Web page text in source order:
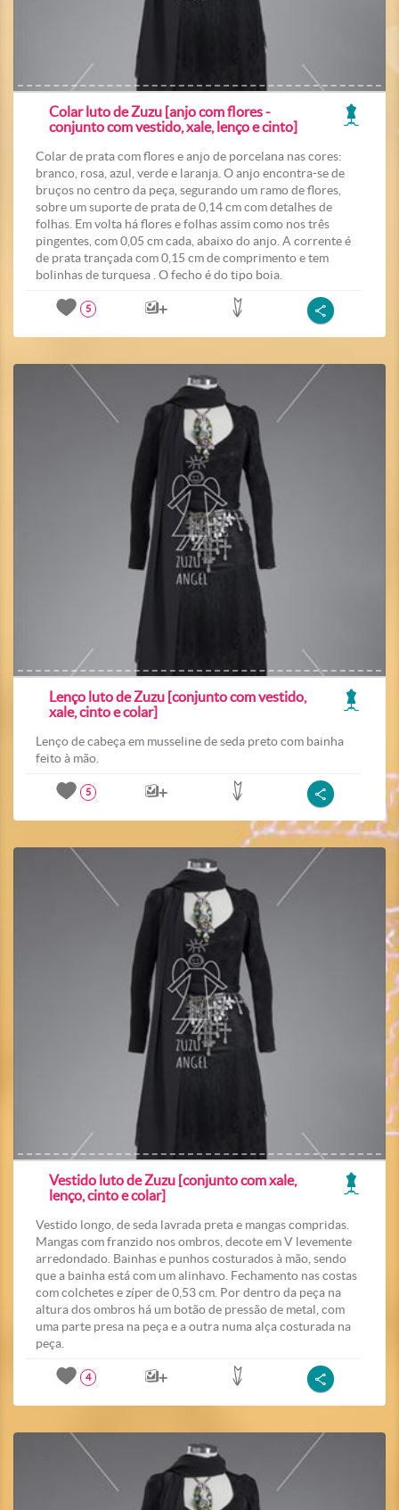
Colar luto de Zuzu [anjo com flores -
conjunto com vestido, xale, lenço e cinto]
Colar de prata com flores e anjo de porcelana nas cores:
branco, rosa, azul, verde e laranja. O anjo encontra-se de
bruços no centro da peça, segurando um ramo de flores,
sobre um suporte de prata de 0,14 cm com detalhes de
folhas. Em volta há flores e folhas assim como nos três
pingentes, com 0,05 cm cada, abaixo do anjo. A corrente é
de prata trançada com 0,15 cm de comprimento e tem
bolinhas de turquesa . O fecho é do tipo boia.
5
Lenço luto de Zuzu [conjunto com vestido,
xale, cinto e colar]
Lenço de cabeça em musseline de seda preto com bainha
feito à mão.
5
Vestido luto de Zuzu [conjunto com xale,
lenço, cinto e colar]
Vestido longo, de seda lavrada preta e mangas compridas.
Mangas com franzido nos ombros, decote em V levemente
arredondado. Bainhas e punhos costurados à mão, sendo
que a bainha está com um alinhavo. Fechamento nas costas
com colchetes e zíper de 0,53 cm. Por dentro da peça na
altura dos ombros há um botão de pressão de metal, com
uma parte presa na peça e a outra numa alça costurada na
peça.
4